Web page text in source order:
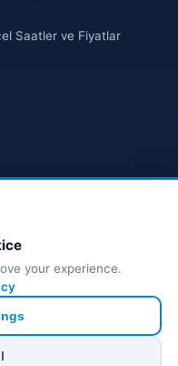
Saatler ve Fiyatlar
your experience.